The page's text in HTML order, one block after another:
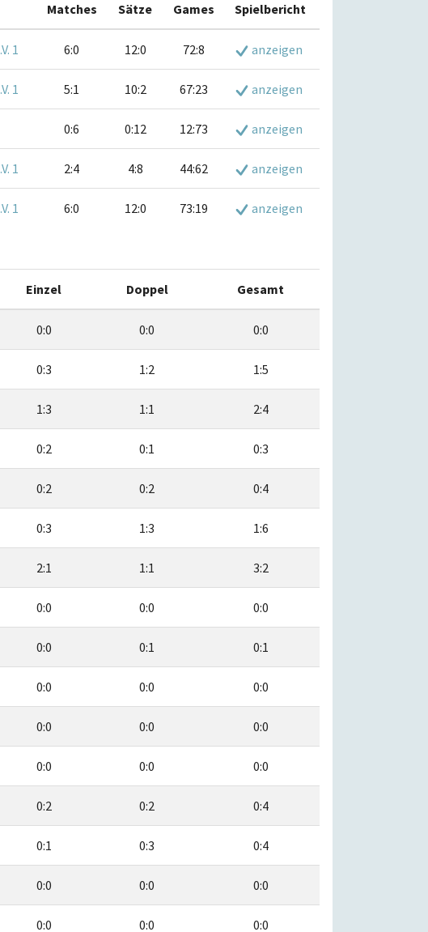
Matches Sätze Games Spielbericht
1 6:0 12:0 72:8 anzeigen
1 5:1 10:2 67:23 anzeigen
0:6 0:12 12:73 anzeigen
1 2:4 4:8 44:62 anzeigen
1 6:0 12:0 73:19 anzeigen
Einzel Doppel Gesamt
0:0 0:0 0:0
0:3 1:2 1:5
1:3 1:1 2:4
0:2 0:1 0:3
0:2 0:2 0:4
0:3 1:3 1:6
2:1 1:1 3:2
0:0 0:0 0:0
0:0 0:1 0:1
0:0 0:0 0:0
0:0 0:0 0:0
0:0 0:0 0:0
0:2 0:2 0:4
0:1 0:3 0:4
0:0 0:0 0:0
0:0 0:0 0:0